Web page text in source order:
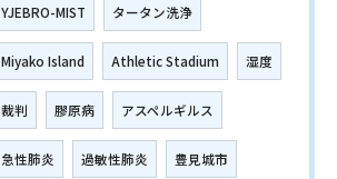
YJEBRO-MIST タータン洗浄
Miyako Island Athletic Stadium 湿度
裁判 膠原病 アスペルギルス
急性肺炎 過敏性肺炎 豊見城市